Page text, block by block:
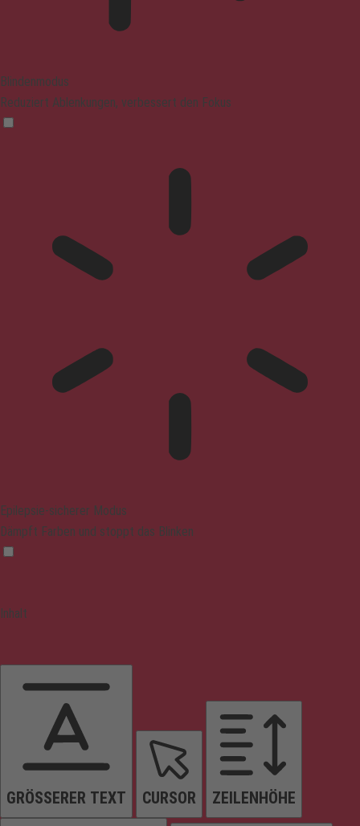
Blindenmodus
Reduziert Ablenkungen, verbessert den Fokus
Epilepsie-sicherer Modus
Dämpft Farben und stoppt das Blinken
Inhalt
GRÖSSERER TEXT CURSOR ZEILENHÖHE